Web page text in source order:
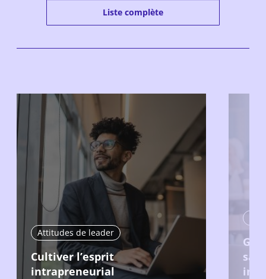
Liste complète
Attitudes de leader
Cultiver l’esprit
intrapreneurial
sa